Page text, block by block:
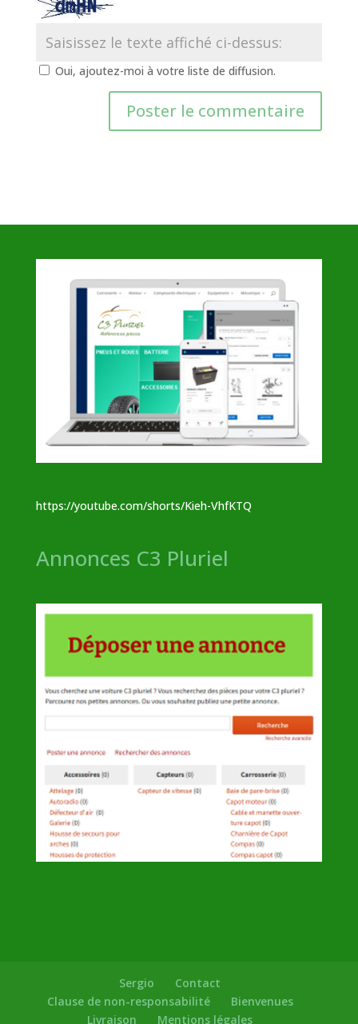
Oui, ajoutez-moi à votre liste de diffusion.
https://youtube.com/shorts/Kieh-VhfKTQ
Annonces C3 Pluriel
Sergio
Contact
Clause de non-responsabilité
Bienvenues
Livraison
Mentions légales